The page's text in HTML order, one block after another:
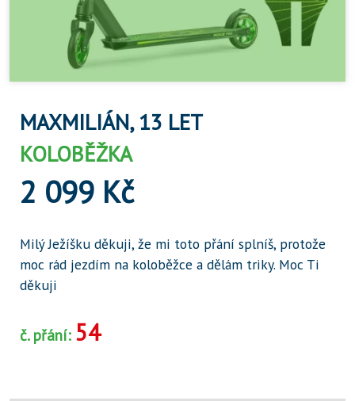
MAXMILIÁN, 13 LET
KOLOBĚŽKA
2 099 Kč
Milý Ježíšku děkuji, že mi toto přání splníš, protože
moc rád jezdím na koloběžce a dělám triky. Moc Ti
děkuji
č. přání: 54